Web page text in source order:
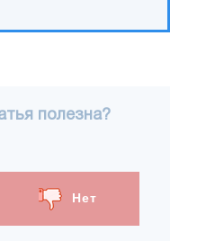
полезна?
Нет